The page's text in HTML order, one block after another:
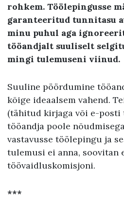
rohkem. Töölepingusse
garanteeritud tunnitasu
minu puhul aga
tööandjalt suuliselt
mingi tulemuseni viinud.
Suuline pöördumine
kõige ideaalsem vahend.
(tähitud kirjaga või e-posti
tööandja poole
vastavusse töölepingu ja
tulemusi ei anna, soovitan
töövaidluskomisjoni.
***